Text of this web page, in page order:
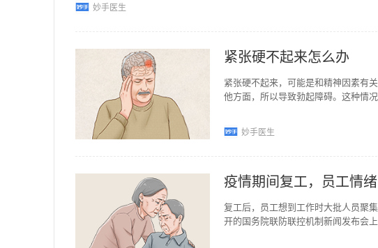
妙手医生
紧张硬不起来怎么办
紧张硬不起来，可能是和精神因素有
他方面，所以导致勃起障碍。这种情
妙手医生
疫情期间复工，员工情
复工后，员工想到工作时大批人员聚
开的国务院联防联控机制新闻发布会